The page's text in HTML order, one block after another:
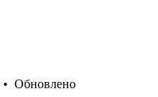
• Обновлено